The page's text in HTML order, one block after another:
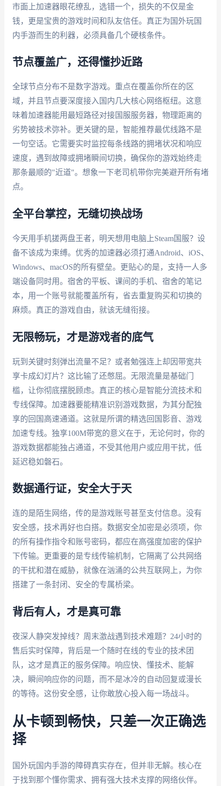
市面上加速器眼花缭乱，选错一个，损失的不仅是金
钱，更是宝贵的游戏时间和队友信任。真正为国外玩国
内手游而生的利器，必须具备几个硬核条件。
节点覆盖广，还得懂抄近路
全球节点分布不是数字游戏。重点在覆盖你所在的区
域，并且节点要深度接入国内几大核心网络枢纽。这意
味着加速器能用最短路径对接国服服务器，物理距离的
劣势被技术弥补。更关键的是，智能推荐最优线路不是
一句空话。它需要实时监控每条线路的拥堵状况和响应
速度，遇到故障或拥堵瞬间切换，确保你的游戏始终走
那条最顺的"近道"。想象一下老司机带你完美避开所有堵
点。
全平台掌控，无缝切换战场
今天用手机搓两盘王者，明天想用电脑上Steam国服？设
备不该成为束缚。优秀的加速器必须打通Android、iOS、
Windows、macOS的所有壁垒。更贴心的是，支持一人多
端设备同时用。宿舍的平板、课间的手机、宿舍的笔记
本，用一个账号就能覆盖所有，省去重复购买和切换的
麻烦。真正的游戏自由，就该无缝衔接。
无限畅玩，才是游戏者的底气
玩到关键时刻弹出流量不足？或者勉强连上却因带宽共
享卡成幻灯片？这比输了还憋屈。无限流量是基础门
槛，让你彻底摆脱顾虑。真正的核心是智能分流技术和
专线保障。加速器要能精准识别游戏数据，为其分配独
享的回国高速通道。这就是所谓的精选回国影音、游戏
加速专线。独享100M带宽的意义在于，无论何时，你的
游戏数据都能独占通道，不受其他用户或应用干扰，低
延迟稳如磐石。
数据通行证，安全大于天
连的是陌生网络，传的是游戏账号甚至支付信息。没有
安全感，技术再好也白搭。数据安全加密是必须项，你
的所有操作指令和账号密码，都应在高强度加密的保护
下传输。更重要的是专线传输机制，它隔离了公共网络
的干扰和潜在威胁，就像在汹涌的公共互联网上，为你
搭建了一条封闭、安全的专属桥梁。
背后有人，才是真可靠
夜深人静突发掉线？周末激战遇到技术难题？24小时的
售后实时保障，背后是一个随时在线的专业的技术团
队，这才是真正的服务保障。响应快、懂技术、能解
决，瞬间响应你的问题，而不是冰冷的自动回复或漫长
的等待。这份安全感，让你敢放心投入每一场战斗。
从卡顿到畅快，只差一次正确选
择
国外玩国内手游的障碍真实存在，但并非无解。核心在
于找到那个懂你需求、拥有强大技术支撑的网络伙伴。